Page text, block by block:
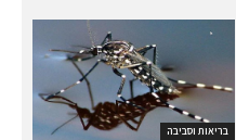
בריאות וסביבה